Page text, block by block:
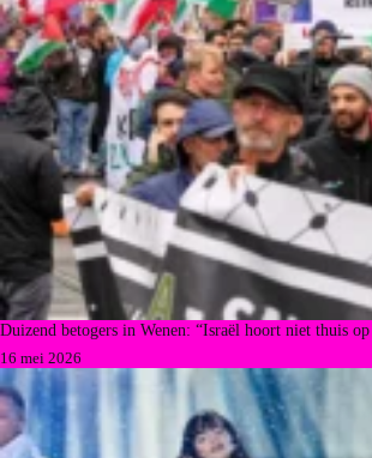
Duizend betogers in Wenen: “Israël hoort niet thuis
16 mei 2026